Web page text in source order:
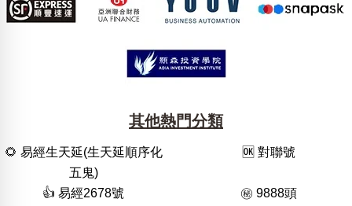
其他熱門分類
🌻 易經生天延(生天延順序化
五鬼)
🆗️ 對聯號
👍 易經2678號
㊙️ 9888頭